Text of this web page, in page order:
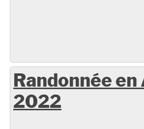
Randonnée
2022